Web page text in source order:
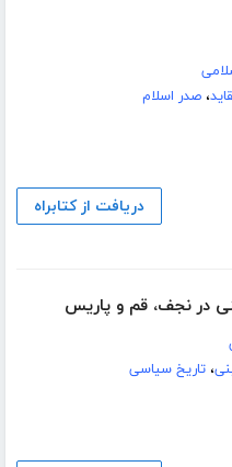
،صدر اسلام
دریافت از کتابراه
در نجف، قم و پاریس
،تاریخ سیاسی